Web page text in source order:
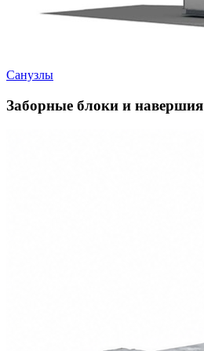
Санузлы
Заборные блоки и навершия